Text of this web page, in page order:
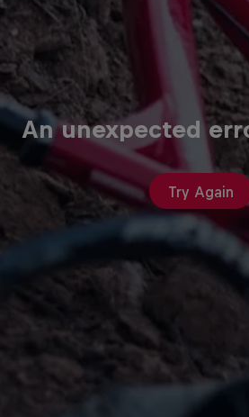
An unexpected
Try Again